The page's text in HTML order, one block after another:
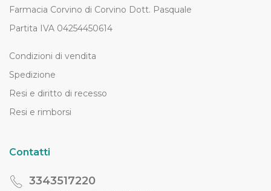
Farmacia Corvino di Corvino Dott. Pasquale
Partita IVA 04254450614
Condizioni di vendita
Spedizione
Resi e diritto di recesso
Resi e rimborsi
Contatti
3343517220